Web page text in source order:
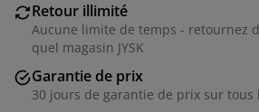
Retour illimité
Aucune limite de temps - retournez
quel magasin JYSK
Garantie de prix
30 jours de garantie de prix sur tous